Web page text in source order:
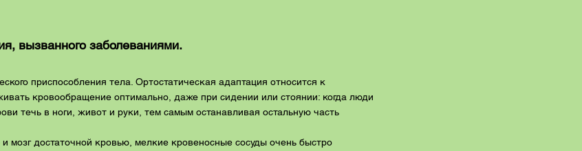
вызванного заболеваниями.
приспособления тела. Ортостатическая адаптация относится к
кровообращение оптимально, даже при сидении или стоянии: когда люди
течь в ноги, живот и руки, тем самым останавливая остальную часть
мозг достаточной кровью, мелкие кровеносные сосуды очень быстро